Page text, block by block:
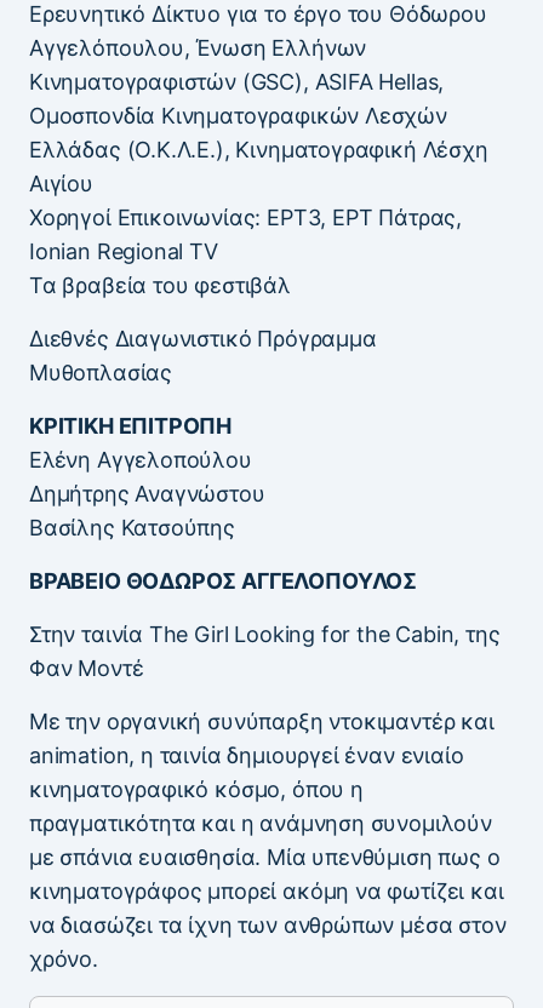
Ερευνητικό Δίκτυο για το έργο του Θόδωρου
Αγγελόπουλου, Ένωση Ελλήνων
Κινηματογραφιστών (GSC), ASIFA Hellas,
Ομοσπονδία Κινηματογραφικών Λεσχών
Ελλάδας (Ο.Κ.Λ.Ε.), Κινηματογραφική Λέσχη
Αιγίου
Χορηγοί Επικοινωνίας: ΕΡΤ3, ΕΡΤ Πάτρας,
Ionian Regional TV
Τα βραβεία του φεστιβάλ
Διεθνές Διαγωνιστικό Πρόγραμμα
Μυθοπλασίας
ΚΡΙΤΙΚΗ ΕΠΙΤΡΟΠΗ
Ελένη Αγγελοπούλου
Δημήτρης Αναγνώστου
Βασίλης Κατσούπης
ΒΡΑΒΕΙΟ ΘΟΔΩΡΟΣ ΑΓΓΕΛΟΠΟΥΛΟΣ
Στην ταινία The Girl Looking for the Cabin, της
Φαν Μοντέ
Με την οργανική συνύπαρξη ντοκιμαντέρ και
animation, η ταινία δημιουργεί έναν ενιαίο
κινηματογραφικό κόσμο, όπου η
πραγματικότητα και η ανάμνηση συνομιλούν
με σπάνια ευαισθησία. Μία υπενθύμιση πως ο
κινηματογράφος μπορεί ακόμη να φωτίζει και
να διασώζει τα ίχνη των ανθρώπων μέσα στον
χρόνο.